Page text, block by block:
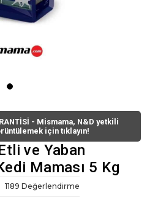
- Mismama, N&D yetkili
için tıklayın!
ve Yaban
Maması 5 Kg
1189 Değerlendirme